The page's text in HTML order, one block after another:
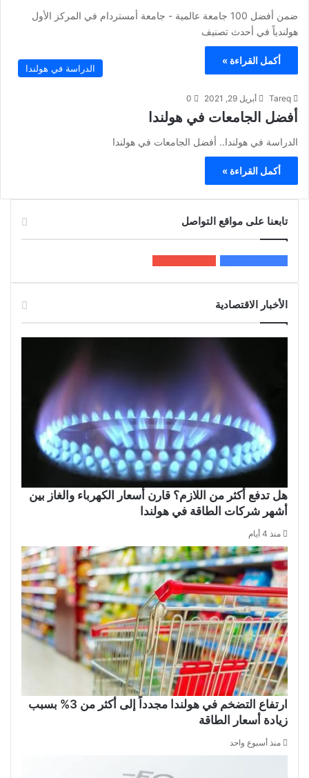
ضمن أفضل 100 جامعة عالمية - جامعة أمستردام في المركز الأول
هولندياً في أحدث تصنيف
أكمل القراءة »
الدراسة في هولندا
Tareq أبريل 29, 2021 0
أفضل الجامعات في هولندا
الدراسة في هولندا.. أفضل الجامعات في هولندا
أكمل القراءة »
تابعنا على مواقع التواصل
الأخبار الاقتصادية
هل تدفع أكثر من اللازم؟ قارن أسعار الكهرباء والغاز بين
أشهر شركات الطاقة في هولندا
منذ 4 أيام
ارتفاع التضخم في هولندا مجدداً إلى أكثر من 3% بسبب
زيادة أسعار الطاقة
منذ أسبوع واحد